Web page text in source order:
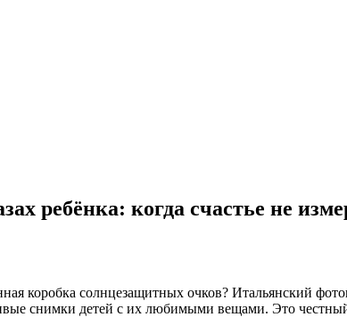
ребёнка: когда счастье не
коробка солнцезащитных очков? Итальянский
снимки детей с их любимыми вещами. Это честный